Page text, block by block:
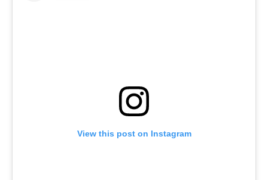
View this post on Instagram